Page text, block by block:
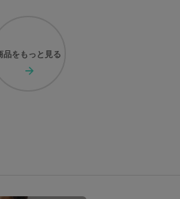
品を もっと見る